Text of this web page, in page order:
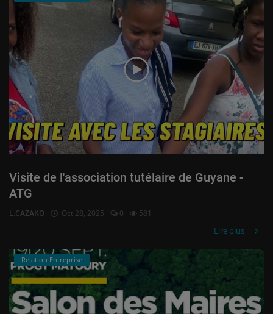
Visite de l'association tutélaire de Guyane -
ATG
L.CAZAKO Oct 28, 2025 0 581
Lire plus
Relation Entreprise